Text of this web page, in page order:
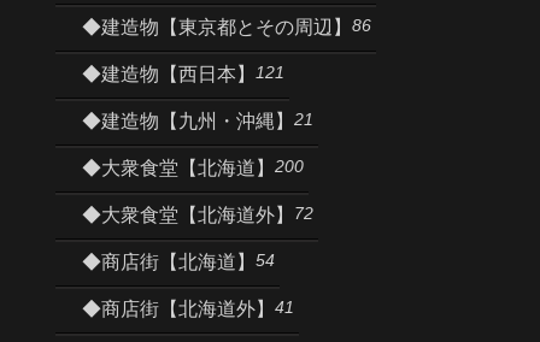
◆建造物【東京都とその周辺】 86
◆建造物【西日本】 121
◆建造物【九州・沖縄】 21
◆大衆食堂【北海道】 200
◆大衆食堂【北海道外】 72
◆商店街【北海道】 54
◆商店街【北海道外】 41